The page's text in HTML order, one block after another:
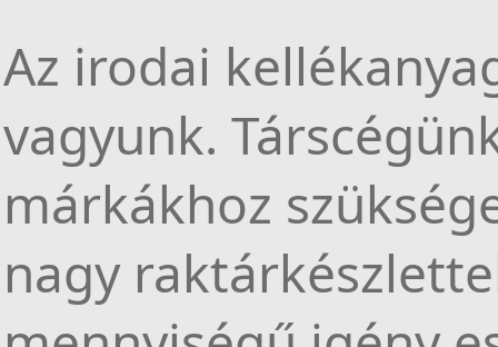
Az irodai
vagyunk.
márkákhoz
nagy